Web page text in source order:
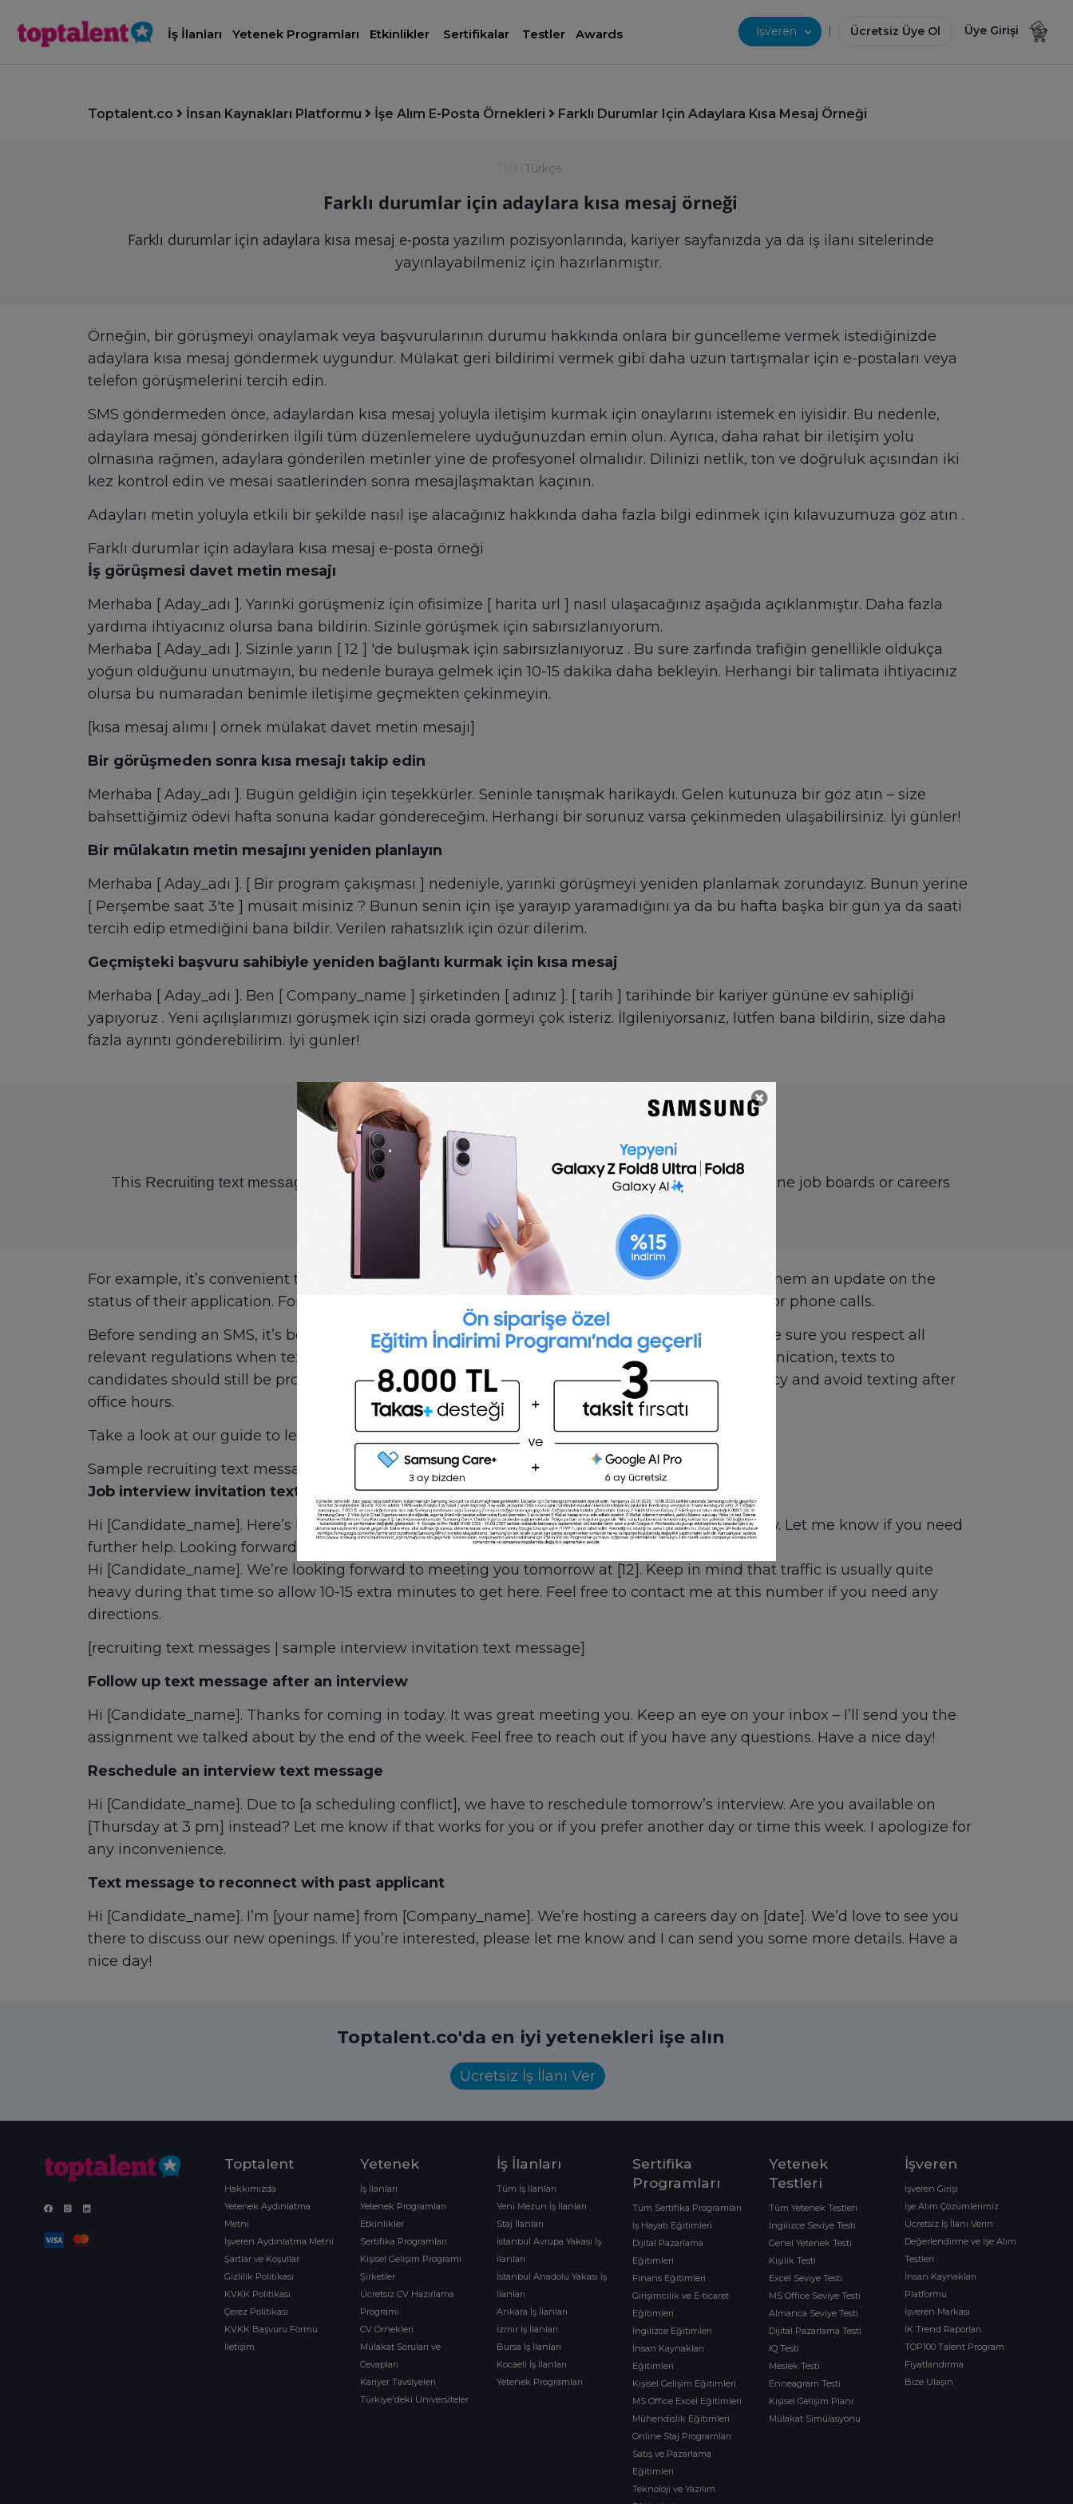
İş İlanları Yetenek Programları Etkinlikler Sertifikalar Testler Awards İşveren | Ücretsiz Üye Ol Üye Girişi
Toptalent.co İnsan Kaynakları Platformu İşe Alım E-Posta Örnekleri Farklı Durumlar Için Adaylara Kısa Mesaj Örneği
Türkçe
Farklı durumlar için adaylara kısa mesaj örneği
Farklı durumlar için adaylara kısa mesaj e-posta yazılım pozisyonlarında, kariyer sayfanızda ya da iş ilanı sitelerinde
yayınlayabilmeniz için hazırlanmıştır.
Örneğin, bir görüşmeyi onaylamak veya başvurularının durumu hakkında onlara bir güncelleme vermek istediğinizde
adaylara kısa mesaj göndermek uygundur. Mülakat geri bildirimi vermek gibi daha uzun tartışmalar için e-postaları veya
telefon görüşmelerini tercih edin.
SMS göndermeden önce, adaylardan kısa mesaj yoluyla iletişim kurmak için onaylarını istemek en iyisidir. Bu nedenle,
adaylara mesaj gönderirken ilgili tüm düzenlemelere uyduğunuzdan emin olun. Ayrıca, daha rahat bir iletişim yolu
olmasına rağmen, adaylara gönderilen metinler yine de profesyonel olmalıdır. Dilinizi netlik, ton ve doğruluk açısından iki
kez kontrol edin ve mesai saatlerinden sonra mesajlaşmaktan kaçının.
Adayları metin yoluyla etkili bir şekilde nasıl işe alacağınız hakkında daha fazla bilgi edinmek için kılavuzumuza göz atın .
Farklı durumlar için adaylara kısa mesaj e-posta örneği
İş görüşmesi davet metin mesajı
Merhaba [ Aday_adı ]. Yarınki görüşmeniz için ofisimize [ harita url ] nasıl ulaşacağınız aşağıda açıklanmıştır. Daha fazla
yardıma ihtiyacınız olursa bana bildirin. Sizinle görüşmek için sabırsızlanıyorum.
Merhaba [ Aday_adı ]. Sizinle yarın [ 12 ] 'de buluşmak için sabırsızlanıyoruz . Bu süre zarfında trafiğin genellikle oldukça
yoğun olduğunu unutmayın, bu nedenle buraya gelmek için 10-15 dakika daha bekleyin. Herhangi bir talimata ihtiyacınız
olursa bu numaradan benimle iletişime geçmekten çekinmeyin.
[kısa mesaj alımı | örnek mülakat davet metin mesajı]
Bir görüşmeden sonra kısa mesajı takip edin
Merhaba [ Aday_adı ]. Bugün geldiğin için teşekkürler. Seninle tanışmak harikaydı. Gelen kutunuza bir göz atın – size
bahsettiğimiz ödevi hafta sonuna kadar göndereceğim. Herhangi bir sorunuz varsa çekinmeden ulaşabilirsiniz. İyi günler!
Bir mülakatın metin mesajını yeniden planlayın
Merhaba [ Aday_adı ]. [ Bir program çakışması ] nedeniyle, yarınki görüşmeyi yeniden planlamak zorundayız. Bunun yerine
[ Perşembe saat 3'te ] müsait misiniz ? Bunun senin için işe yarayıp yaramadığını ya da bu hafta başka bir gün ya da saati
tercih edip etmediğini bana bildir. Verilen rahatsızlık için özür dilerim.
Geçmişteki başvuru sahibiyle yeniden bağlantı kurmak için kısa mesaj
Merhaba [ Aday_adı ]. Ben [ Company_name ] şirketinden [ adınız ]. [ tarih ] tarihinde bir kariyer gününe ev sahipliği
yapıyoruz . Yeni açılışlarımızı görüşmek için sizi orada görmeyi çok isteriz. İlgileniyorsanız, lütfen bana bildirin, size daha
fazla ayrıntı gönderebilirim. İyi günler!
Recruiting text messages to candidates
This Recruiting text messages to candidates message
template is optimized for posting to online job boards or careers
pages and easy to customize for your company.
For example, it’s convenient to text candidates when you want to confirm an interview or give them an update on the
status of their application. For longer discussions, like giving interview feedback, opt for emails or phone calls.
Before sending an SMS, it’s best to ask for candidates’ consent to contact them via text. So make sure you respect all
relevant regulations when texting candidates. Also, despite being a more casual way of communication, texts to
candidates should still be professional. Double-check your language for clarity, tone and accuracy and avoid texting after
office hours.
Take a look at our guide to learn more about how to recruit candidates via text effectively.
Sample recruiting text messages to candidates for different scenarios
Job interview invitation text message
Hi [Candidate_name]. Here’s how you can get to our office [map url] for your interview tomorrow. Let me know if you need
further help. Looking forward to meeting with you.
Hi [Candidate_name]. We’re looking forward to meeting you tomorrow at [12]. Keep in mind that traffic is usually quite
heavy during that time so allow 10-15 extra minutes to get here. Feel free to contact me at this number if you need any
directions.
[recruiting text messages | sample interview invitation text message]
Follow up text message after an interview
Hi [Candidate_name]. Thanks for coming in today. It was great meeting you. Keep an eye on your inbox – I’ll send you the
assignment we talked about by the end of the week. Feel free to reach out if you have any questions. Have a nice day!
Reschedule an interview text message
Hi [Candidate_name]. Due to [a scheduling conflict], we have to reschedule tomorrow’s interview. Are you available on
[Thursday at 3 pm] instead? Let me know if that works for you or if you prefer another day or time this week. I apologize for
any inconvenience.
Text message to reconnect with past applicant
Hi [Candidate_name]. I’m [your name] from [Company_name]. We’re hosting a careers day on [date]. We’d love to see you
there to discuss our new openings. If you’re interested, please let me know and I can send you some more details. Have a
nice day!
Toptalent.co'da en iyi yetenekleri işe alın
Ücretsiz İş İlanı Ver
Toptalent
Hakkımızda
Yetenek Aydınlatma
Metni
İşveren Aydınlatma Metni
Şartlar ve Koşullar
Gizlilik Politikası
KVKK Politikası
Çerez Politikası
KVKK Başvuru Formu
İletişim
Yetenek
İş İlanları
Yetenek Programları
Etkinlikler
Sertifika Programları
Kişisel Gelişim Programı
Şirketler
Ücretsiz CV Hazırlama
Programı
CV Örnekleri
Mülakat Soruları ve
Cevapları
Kariyer Tavsiyeleri
Türkiye'deki Üniversiteler
İş İlanları
Tüm İş İlanları
Yeni Mezun İş İlanları
Staj İlanları
İstanbul Avrupa Yakası İş
İlanları
İstanbul Anadolu Yakası İş
İlanları
Ankara İş İlanları
İzmir İş İlanları
Bursa İş İlanları
Kocaeli İş İlanları
Yetenek Programları
Sertifika
Programları
Tüm Sertifika Programları
İş Hayatı Eğitimleri
Dijital Pazarlama
Eğitimleri
Finans Eğitimleri
Girişimcilik ve E-ticaret
Eğitimleri
İngilizce Eğitimleri
İnsan Kaynakları
Eğitimleri
Kişisel Gelişim Eğitimleri
MS Office Excel Eğitimleri
Mühendislik Eğitimleri
Online Staj Programları
Satış ve Pazarlama
Eğitimleri
Teknoloji ve Yazılım
Yetenek
Testleri
Tüm Yetenek Testleri
İngilizce Seviye Testi
Genel Yetenek Testi
Kişilik Testi
Excel Seviye Testi
MS Office Seviye Testi
Almanca Seviye Testi
Dijital Pazarlama Testi
IQ Testi
Meslek Testi
Enneagram Testi
Kişisel Gelişim Planı
Mülakat Simülasyonu
İşveren
İşveren Girişi
İşe Alım Çözümlerimiz
Ücretsiz İş İlanı Verin
Değerlendirme ve İşe Alım
Testleri
İnsan Kaynakları
Platformu
İşveren Markası
İK Trend Raporları
TOP100 Talent Program
Fiyatlandırma
Bize Ulaşın